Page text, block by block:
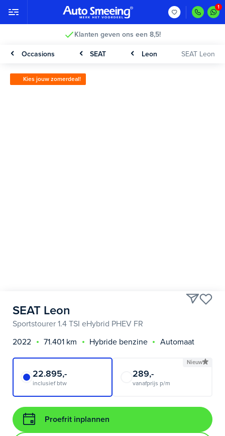
Klanten geven ons een 8,5!
Occasions SEAT Leon SEAT Leon
Kies jouw zomerdeal!
SEAT Leon
Sportstourer 1.4 TSI eHybrid PHEV FR
2022
71.401 km Hybride benzine Automaat
22.895,-
inclusief btw
Nieuw
289,-
vanafprijs p/m
Proefrit inplannen